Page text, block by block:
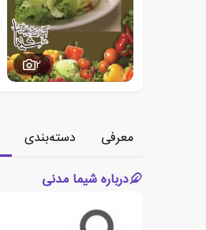
2
معرفی دسته‌بندی
درباره شیما مدنی